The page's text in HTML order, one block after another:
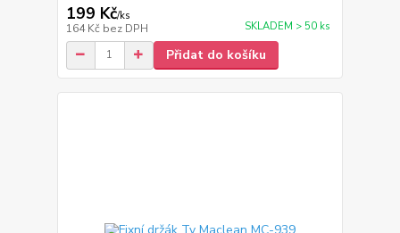
199 Kč/ks
164 Kč bez DPH SKLADEM > 50 ks
Přidat do košíku